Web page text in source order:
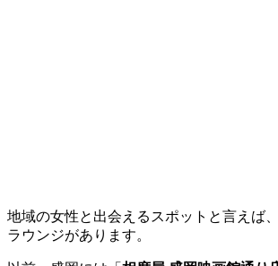
地域の女性と出会えるスポットと言えば
ラウンジがあります。